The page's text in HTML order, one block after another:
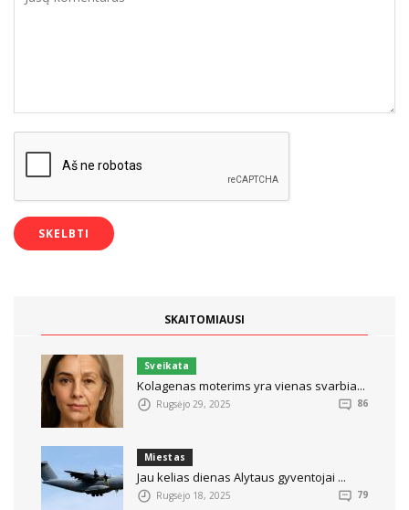
SKAITOMIAUSI
Sveikata
Kolagenas moterims yra vienas svarbia...
Rugsėjo 29, 2025 86
Miestas
Jau kelias dienas Alytaus gyventojai ...
Rugsėjo 18, 2025 79